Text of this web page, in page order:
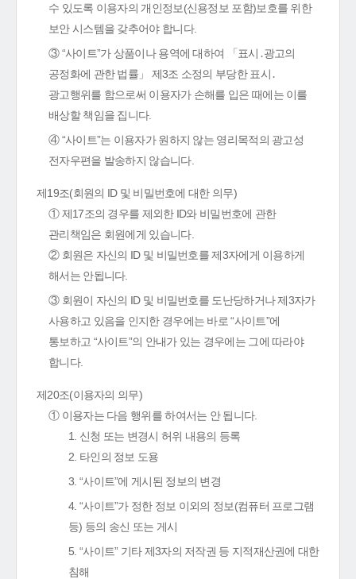
수 있도록 이용자의 개인정보(신용정보 포함)보호를 위한
보안 시스템을 갖추어야 합니다.
③ “사이트”가 상품이나 용역에 대하여 「표시․광고의
공정화에 관한 법률」 제3조 소정의 부당한 표시․
광고행위를 함으로써 이용자가 손해를 입은 때에는 이를
배상할 책임을 집니다.
④ “사이트”는 이용자가 원하지 않는 영리목적의 광고성
전자우편을 발송하지 않습니다.
제19조(회원의 ID 및 비밀번호에 대한 의무)
① 제17조의 경우를 제외한 ID와 비밀번호에 관한
관리책임은 회원에게 있습니다.
② 회원은 자신의 ID 및 비밀번호를 제3자에게 이용하게
해서는 안됩니다.
③ 회원이 자신의 ID 및 비밀번호를 도난당하거나 제3자가
사용하고 있음을 인지한 경우에는 바로 “사이트”에
통보하고 “사이트”의 안내가 있는 경우에는 그에 따라야
합니다.
제20조(이용자의 의무)
① 이용자는 다음 행위를 하여서는 안 됩니다.
1. 신청 또는 변경시 허위 내용의 등록
2. 타인의 정보 도용
3. “사이트”에 게시된 정보의 변경
4. “사이트”가 정한 정보 이외의 정보(컴퓨터 프로그램
등) 등의 송신 또는 게시
5. “사이트” 기타 제3자의 저작권 등 지적재산권에 대한
침해